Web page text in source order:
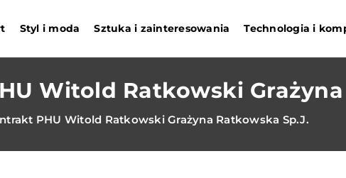
Styl i moda Sztuka i zainteresowania Technologia i
Witold Ratkowski
PHU Witold Ratkowski Grażyna Ratkowska Sp.J.